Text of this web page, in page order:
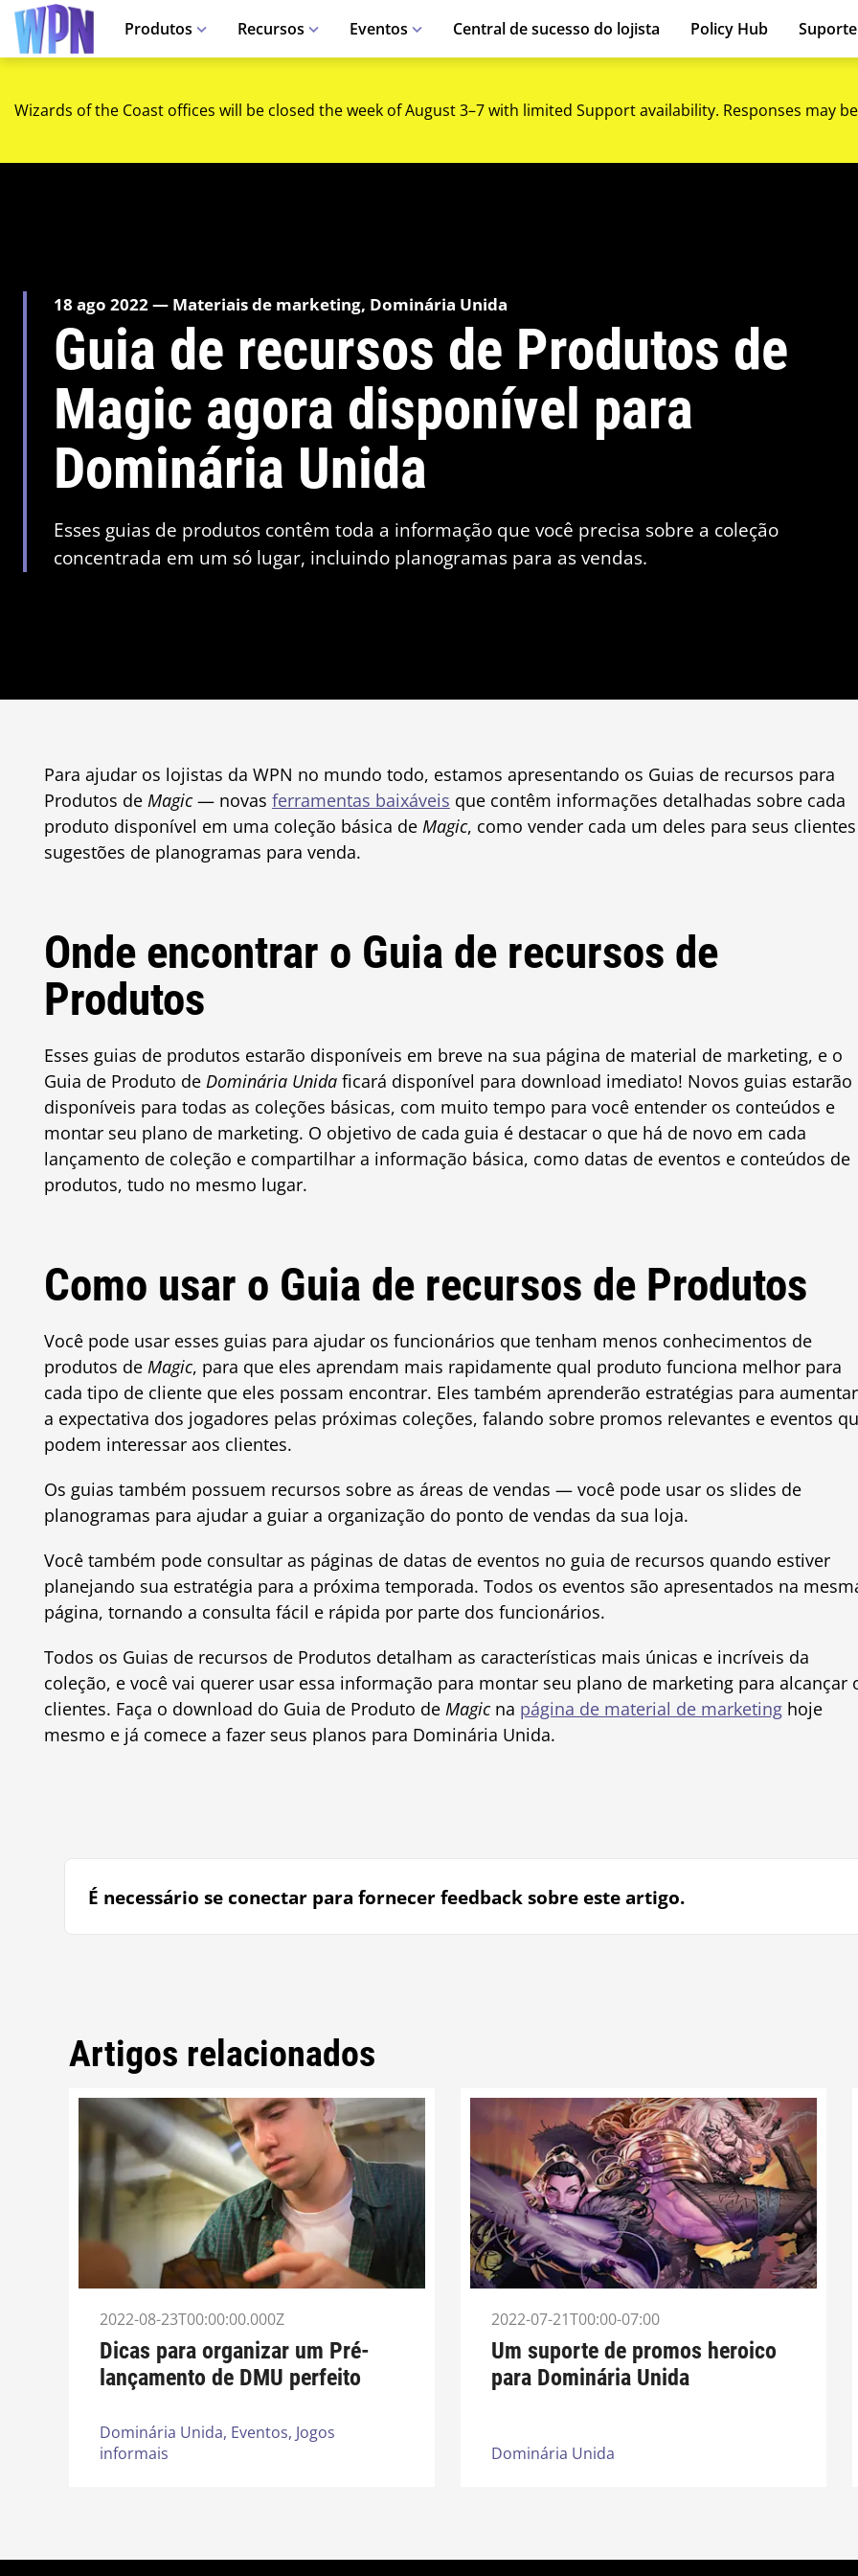
Produtos Recursos Eventos Central de sucesso do lojista Policy Hub Suporte
Wizards of the Coast offices will be closed the week of August 3–7 with limited Support availability. Responses may
18 ago 2022 — Materiais de marketing, Dominária Unida
Guia de recursos de Produtos de
Magic agora disponível para
Dominária Unida
Esses guias de produtos contêm toda a informação que você precisa sobre a coleção
concentrada em um só lugar, incluindo planogramas para as vendas.
Para ajudar os lojistas da WPN no mundo todo, estamos apresentando os Guias de recursos para
Produtos de Magic— novas ferramentas baixáveis que contêm informações detalhadas sobre cada
produto disponível em uma coleção básica de Magic, como vender cada um deles para seus
sugestões de planogramas para venda.
Onde encontrar o Guia de recursos de
Produtos
Esses guias de produtos estarão disponíveis em breve na sua página de material de marketing, e o
Guia de Produto de Dominária Unidaficará disponível para download imediato! Novos guias estarão
disponíveis para todas as coleções básicas, com muito tempo para você entender os conteúdos e
montar seu plano de marketing. O objetivo de cada guia é destacar o que há de novo em cada
lançamento de coleção e compartilhar a informação básica, como datas de eventos e conteúdos de
produtos, tudo no mesmo lugar.
Como usar o Guia de recursos de Produtos
Você pode usar esses guias para ajudar os funcionários que tenham menos conhecimentos de
produtos de Magic, para que eles aprendam mais rapidamente qual produto funciona melhor para
cada tipo de cliente que eles possam encontrar. Eles também aprenderão estratégias para aumentar
a expectativa dos jogadores pelas próximas coleções, falando sobre promos relevantes e eventos
podem interessar aos clientes.
Os guias também possuem recursos sobre as áreas de vendas — você pode usar os slides de
planogramas para ajudar a guiar a organização do ponto de vendas da sua loja.
Você também pode consultar as páginas de datas de eventos no guia de recursos quando estiver
planejando sua estratégia para a próxima temporada. Todos os eventos são apresentados na
página, tornando a consulta fácil e rápida por parte dos funcionários.
Todos os Guias de recursos de Produtos detalham as características mais únicas e incríveis da
coleção, e você vai querer usar essa informação para montar seu plano de marketing para alcançar
clientes. Faça o download do Guia de Produto de Magicna página de material de marketinghoje
mesmo e já comece a fazer seus planos para Dominária Unida.
É necessário se conectar para fornecer feedback sobre este artigo.
Artigos relacionados
2022-08-23T00:00:00.000Z
Dicas para organizar um Pré-
lançamento de DMU perfeito
Dominária Unida, Eventos, Jogos
informais
2022-07-21T00:00-07:00
Um suporte de promos heroico
para Dominária Unida
Dominária Unida